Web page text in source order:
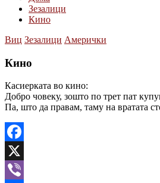
Зезалици
Кино
Виц Зезалици Амерички
Кино
Касиерката во кино:
Добро човеку, зошто по трет пат
Па, што да правам, таму на вратата
Facebook
X